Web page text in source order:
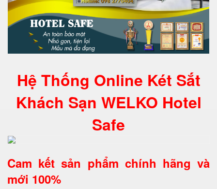
Hệ Thống Online Két Sắt
Khách Sạn WELKO Hotel
Safe
Cam kết sản phẩm chính hãng và
mới 100%